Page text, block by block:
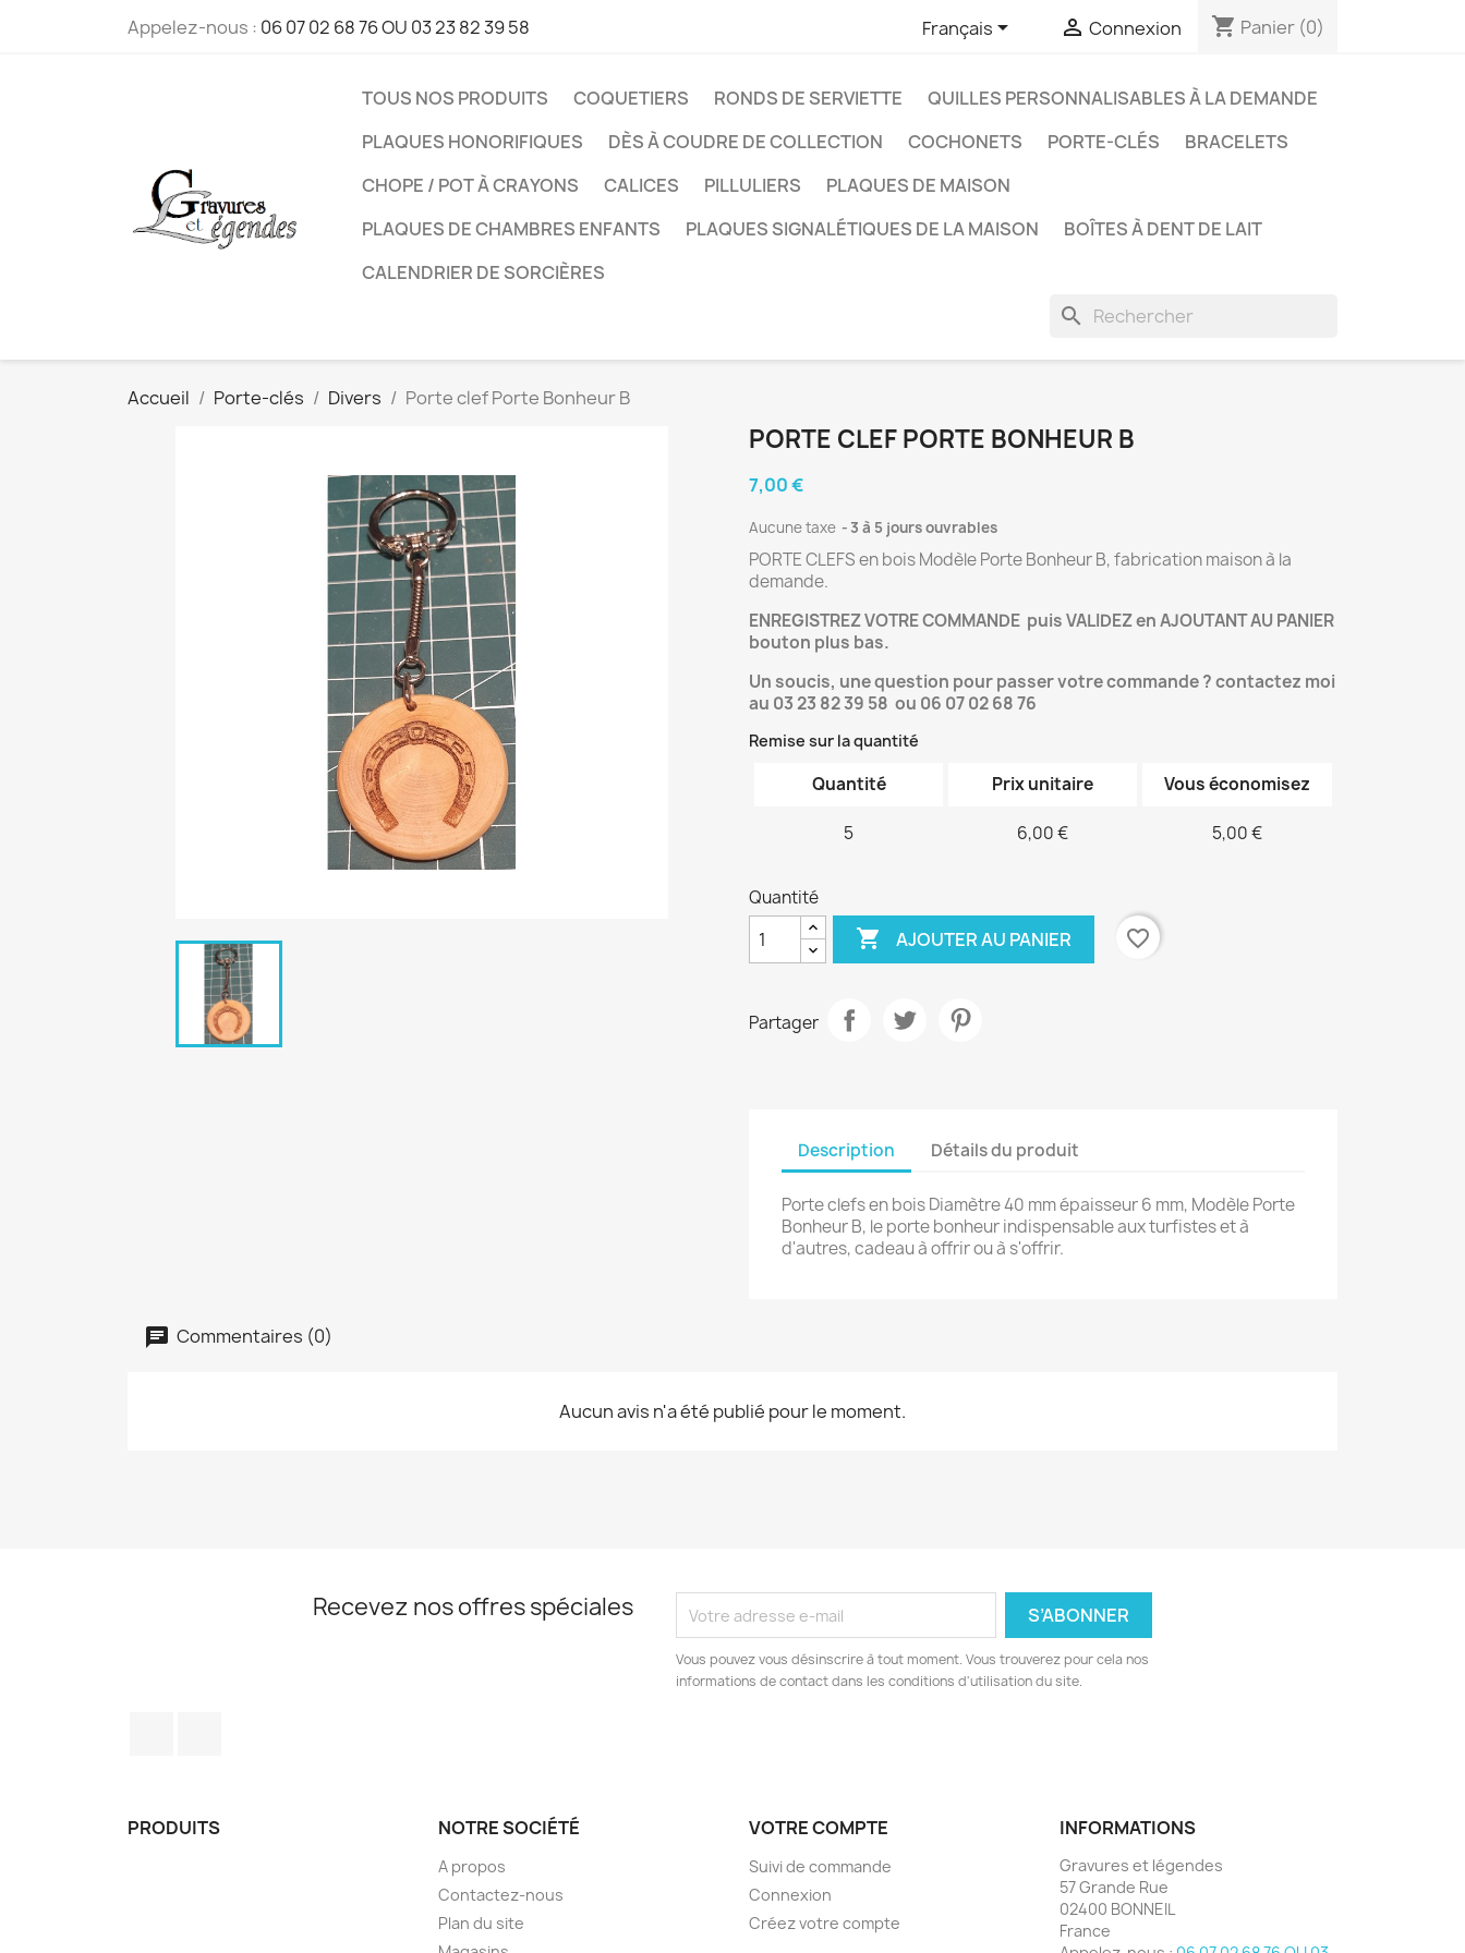
Appelez-nous : 06 07 02 68 76 OU 03 23 82 39 58 Français  Connexion shopping_cart Panier (0)
TOUS NOS PRODUITS COQUETIERS RONDS DE SERVIETTE
QUILLES PERSONNALISABLES À LA DEMANDE
PLAQUES HONORIFIQUES
DÈS À COUDRE DE COLLECTION COCHONETS PORTE-CLÉS
BRACELETS
CHOPE / POT À CRAYONS
CALICES PILLULIERS
PLAQUES DE MAISON
PLAQUES DE CHAMBRES ENFANTS
PLAQUES SIGNALÉTIQUES DE LA MAISON
BOÎTES À DENT DE LAIT
CALENDRIER DE SORCIÈRES
search
Accueil Porte-clés Divers Porte clef Porte Bonheur B
PORTE CLEF PORTE BONHEUR B
7,00 €
Aucune taxe 3 à 5 jours ouvrables
PORTE CLEFS en bois Modèle Porte Bonheur B, fabrication maison à la
demande.
ENREGISTREZ VOTRE COMMANDE puis VALIDEZ en AJOUTANT AU PANIER
bouton plus bas.
Un soucis, une question pour passer votre commande ? contactez moi
au 03 23 82 39 58 ou 06 07 02 68 76
Remise sur la quantité
Quantité Prix unitaire Vous économisez
5 6,00 € 5,00 €
Quantité
 AJOUTER AU PANIER favorite_border
Partager
Description Détails du produit
Porte clefs en bois Diamètre 40 mm épaisseur 6 mm, Modèle Porte
Bonheur B, le porte bonheur indispensable aux turfistes et à
d'autres, cadeau à offrir ou à s'offrir.
Commentaires (0)
Aucun avis n'a été publié pour le moment.
Recevez nos offres spéciales
Vous pouvez vous désinscrire à tout moment. Vous trouverez pour cela nos
informations de contact dans les conditions d'utilisation du site.
PRODUITS NOTRE SOCIÉTÉ
A propos
Contactez-nous
Plan du site
VOTRE COMPTE
Suivi de commande
Connexion
Créez votre compte
INFORMATIONS
Gravures et légendes
57 Grande Rue
02400 BONNEIL
France